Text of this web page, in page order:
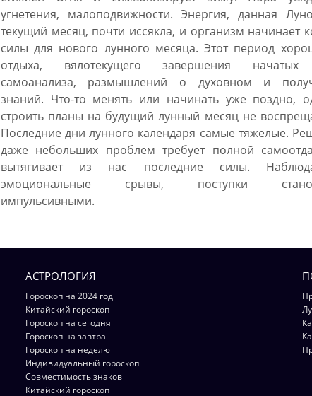
угнетения, малоподвижности. Энергия, данная
текущий месяц, почти иссякла, и организм начинает
силы для нового лунного месяца. Этот период
отдыха, вялотекущего завершения начатых
самоанализа, размышлений о духовном и
знаний. Что-то менять или начинать уже поздно,
строить планы на будущий лунный месяц не
Последние дни лунного календаря самые тяжелые.
даже небольших проблем требует полной
вытягивает из нас последние силы.
эмоциональные срывы, поступки
импульсивными.
АСТРОЛОГИЯ
Гороскоп на 2024 год
Китайский гороскоп
Гороскоп на сегодня
Гороскоп на завтра
Гороскоп на неделю
Индивидуальный гороскоп
Совместимость знаков
Китайский гороскоп